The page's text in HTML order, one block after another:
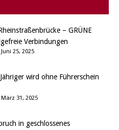
– GRÜNE
Verbindungen
25, 2025
wird ohne Führerschein
31, 2025
in geschlossenes